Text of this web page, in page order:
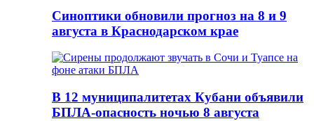
Синоптики обновили прогноз на 8 и 9
августа в Краснодарском крае
В 12 муниципалитетах Кубани объявили
БПЛА-опасность ночью 8 августа